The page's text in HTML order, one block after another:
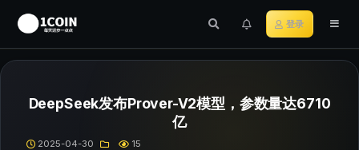
登录
DeepSeek发布Prover-V2模型，参数量达6710
亿
2025-04-30 15